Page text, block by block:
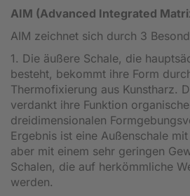
AIM (Advanced Integrated
AIM zeichnet sich durch 3
1. Die äußere Schale, die
besteht, bekommt ihre Form
Thermofixierung aus Kunstharz.
verdankt ihre Funktion
dreidimensionalen
Ergebnis ist eine Außenschale
aber mit einem sehr geringen
Schalen, die auf herkömmliche
werden.